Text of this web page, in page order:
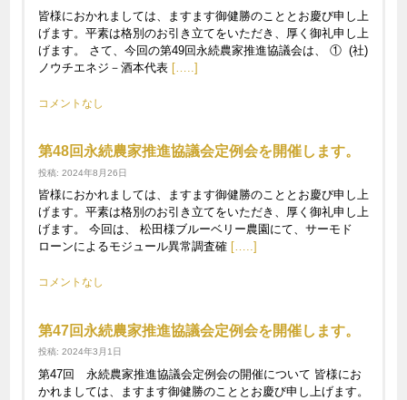
皆様におかれましては、ますます御健勝のこととお慶び申し上
げます。平素は格別のお引き立てをいただき、厚く御礼申し上
げます。 さて、今回の第49回永続農家推進協議会は、 ① (社)
ノウチエネジ－酒本代表[…..]
コメントなし
第48回永続農家推進協議会定例会を開催します。
投稿: 2024年8月26日
皆様におかれましては、ますます御健勝のこととお慶び申し上
げます。平素は格別のお引き立てをいただき、厚く御礼申し上
げます。 今回は、 松田様ブルーベリー農園にて、サーモド
ローンによるモジュール異常調査確[…..]
コメントなし
第47回永続農家推進協議会定例会を開催します。
投稿: 2024年3月1日
第47回 永続農家推進協議会定例会の開催について 皆様にお
かれましては、ますます御健勝のこととお慶び申し上げます。